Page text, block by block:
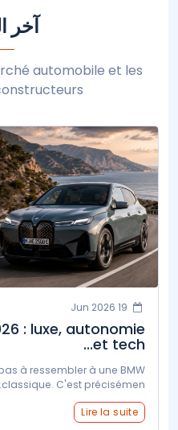
آخر
automobile et les
: luxe, autonomie
et tech...
à ressembler à une BMW
classique. C'est précisémen...
Lire la suite